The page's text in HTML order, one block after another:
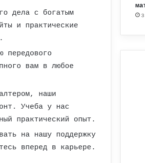
дела с богатым
и практические
передового
вам в любое
наши
Учеба у нас
практический опыт.
на нашу поддержку
вперед в карьере.